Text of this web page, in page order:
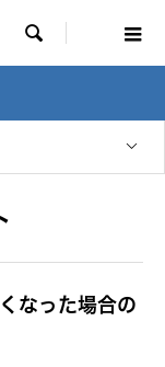

なった場合の